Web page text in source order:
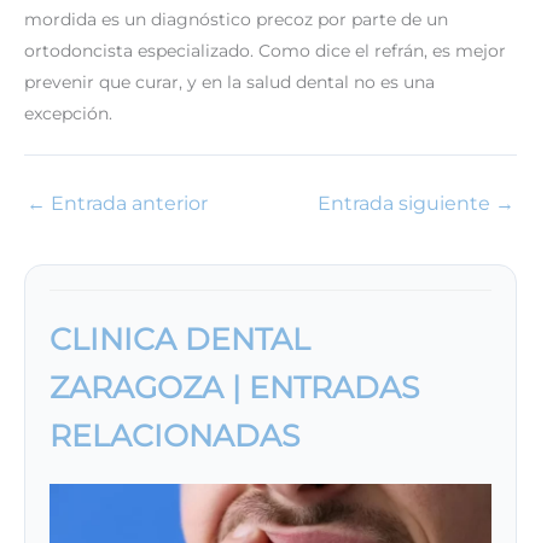
mordida es un diagnóstico precoz por parte de un
ortodoncista especializado. Como dice el refrán, es mejor
prevenir que curar, y en la salud dental no es una
excepción.
← Entrada anterior Entrada siguiente →
CLINICA DENTAL
ZARAGOZA | ENTRADAS
RELACIONADAS